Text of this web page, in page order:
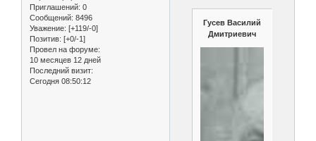
Приглашений: 0
Сообщений: 8496
Уважение: [+119/-0]
Позитив: [+0/-1]
Провел на форуме:
10 месяцев 12 дней
Последний визит:
Сегодня 08:50:12
Гусев Василий
Дмитриевич